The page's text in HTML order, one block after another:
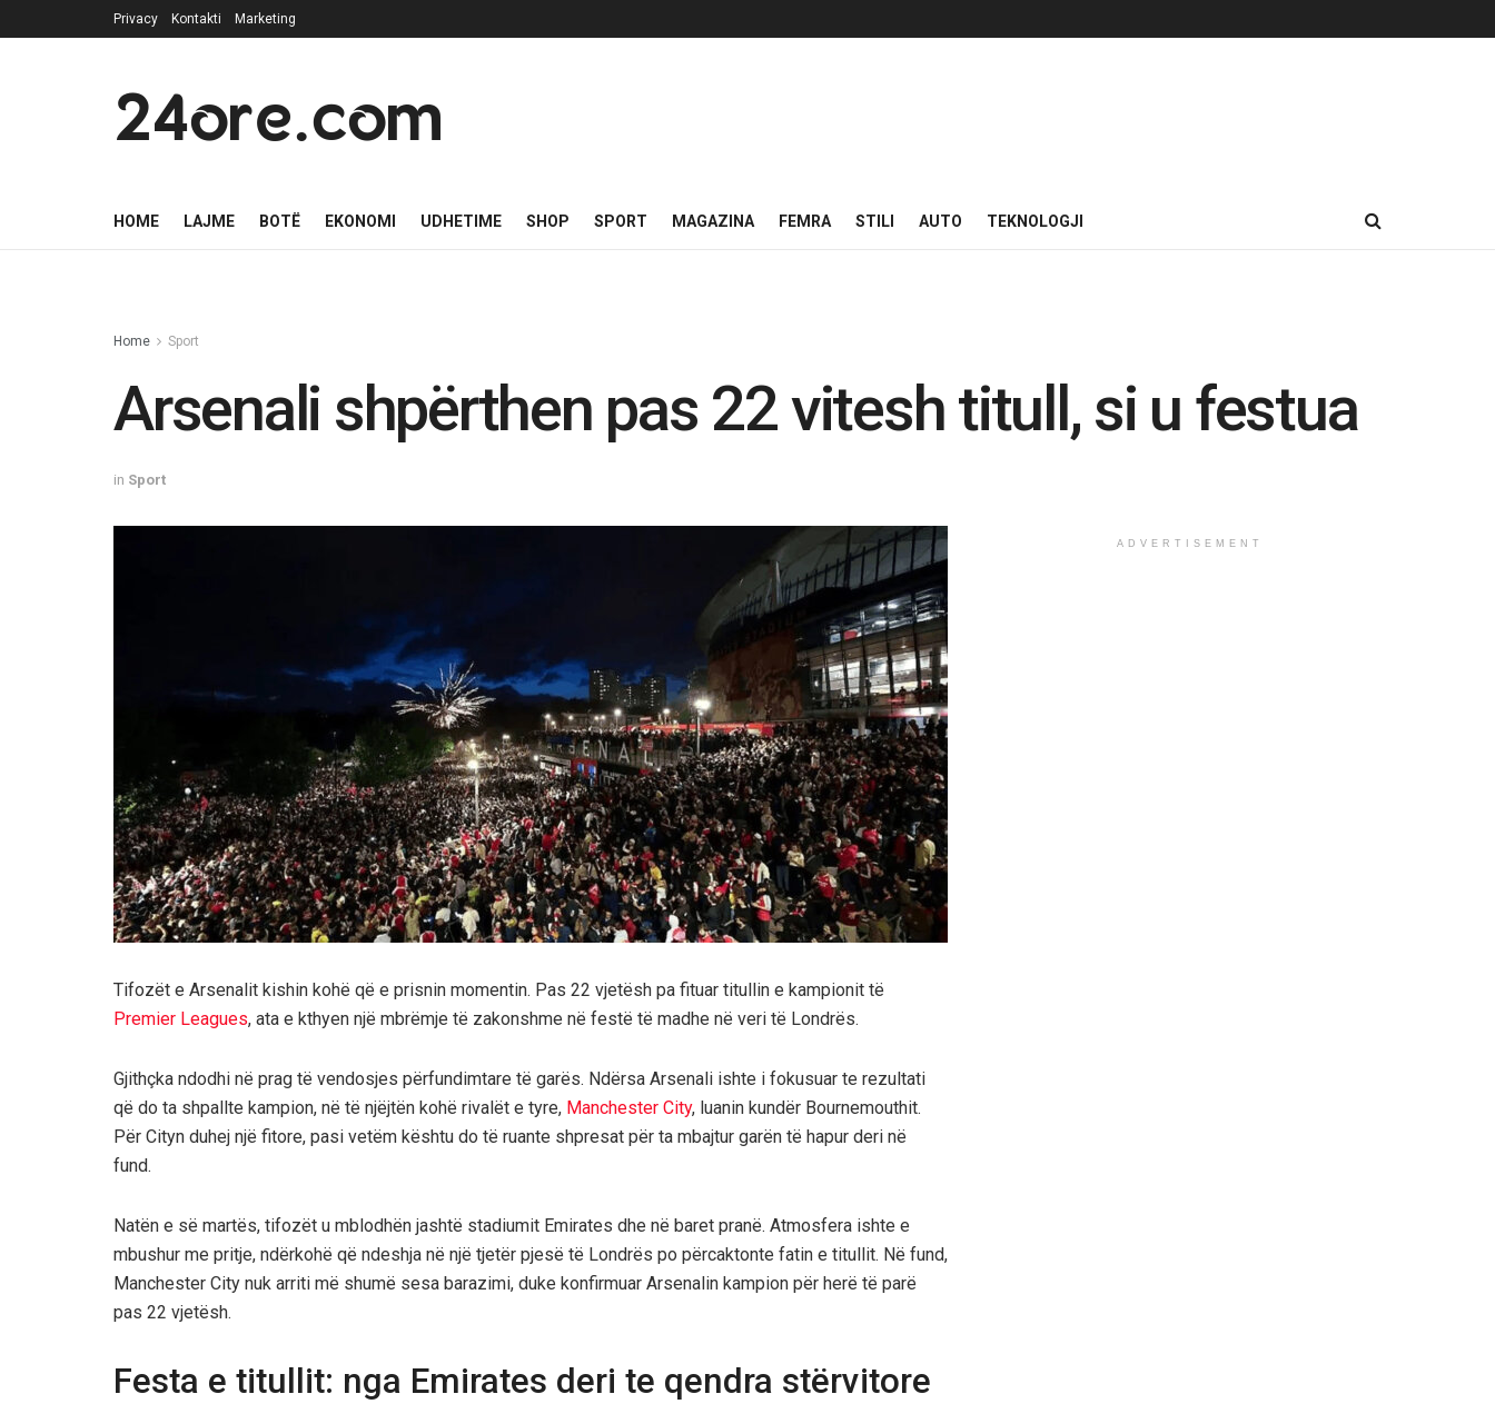
Privacy Kontakti Marketing
24ore.com
HOME LAJME BOTË EKONOMI UDHETIME SHOP SPORT MAGAZINA FEMRA STILI AUTO TEKNOLOGJI
Home Sport
Arsenali shpërthen pas 22 vitesh titull, si u festua
in Sport
Tifozët e Arsenalit kishin kohë që e prisnin momentin. Pas 22 vjetësh pa fituar titullin e kampionit të
Premier Leagues, ata e kthyen një mbrëmje të zakonshme në festë të madhe në veri të Londrës.
Gjithçka ndodhi në prag të vendosjes përfundimtare të garës. Ndërsa Arsenali ishte i fokusuar te rezultati
që do ta shpallte kampion, në të njëjtën kohë rivalët e tyre, Manchester City, luanin kundër Bournemouthit.
Për Cityn duhej një fitore, pasi vetëm kështu do të ruante shpresat për ta mbajtur garën të hapur deri në
fund.
Natën e së martës, tifozët u mblodhën jashtë stadiumit Emirates dhe në baret pranë. Atmosfera ishte e
mbushur me pritje, ndërkohë që ndeshja në një tjetër pjesë të Londrës po përcaktonte fatin e titullit. Në fund,
Manchester City nuk arriti më shumë sesa barazimi, duke konfirmuar Arsenalin kampion për herë të parë
pas 22 vjetësh.
Festa e titullit: nga Emirates deri te qendra stërvitore
ADVERTISEMENT